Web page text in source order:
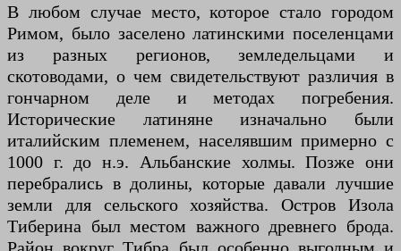
В любом случае место, которое стало городом
Римом, было заселено латинскими поселенцами
из разных регионов, земледельцами и
скотоводами, о чем свидетельствуют различия в
гончарном деле и методах погребения.
Исторические латиняне изначально были
италийским племенем, населявшим примерно с
1000 г. до н.э. Альбанские холмы. Позже они
перебрались в долины, которые давали лучшие
земли для сельского хозяйства. Остров Изола
Тиберина был местом важного древнего брода.